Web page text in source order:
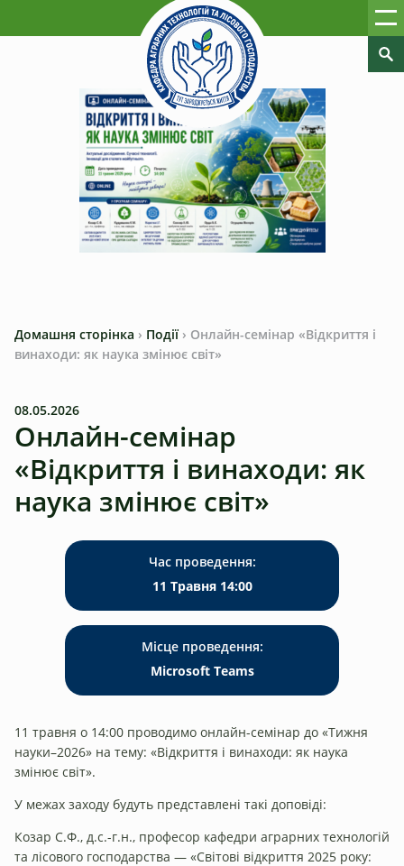
Домашня сторінка › Події › Онлайн-семінар «Відкриття і
винаходи: як наука змінює світ»
08.05.2026
Онлайн-семінар
«Відкриття і винаходи: як
наука змінює світ»
Час проведення:
11 Травня 14:00
Місце проведення:
Microsoft Teams
11 травня о 14:00 проводимо онлайн-семінар до «Тижня
науки–2026» на тему: «Відкриття і винаходи: як наука
змінює світ».
У межах заходу будуть представлені такі доповіді:
Козар С.Ф., д.с.-г.н., професор кафедри аграрних технологій
та лісового господарства — «Світові відкриття 2025 року: